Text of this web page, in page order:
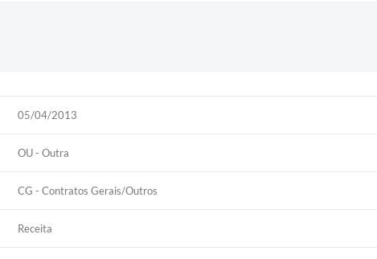
05/04/2013
OU - Outra
CG - Contratos Gerais/Outros
Receita